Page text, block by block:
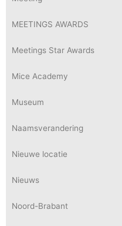
MEETINGS AWARDS
Meetings Star Awards
Mice Academy
Museum
Naamsverandering
Nieuwe locatie
Nieuws
Noord-Brabant